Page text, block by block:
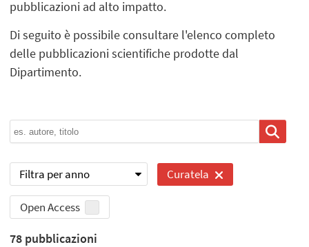
pubblicazioni ad alto impatto.
Di seguito è possibile consultare l'elenco completo
delle pubblicazioni scientifiche prodotte dal
Dipartimento.
Filtra per anno Curatela
Open Access
78 pubblicazioni